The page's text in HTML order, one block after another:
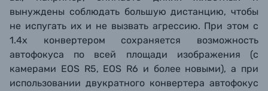
вынуждены соблюдать большую дистанцию, чтобы
не испугать их и не вызвать агрессию. При этом с
1.4х конвертером сохраняется возможность
автофокуса по всей площади изображения (с
камерами EOS R5, EOS R6 и более новыми), а при
использовании двукратного конвертера автофокус